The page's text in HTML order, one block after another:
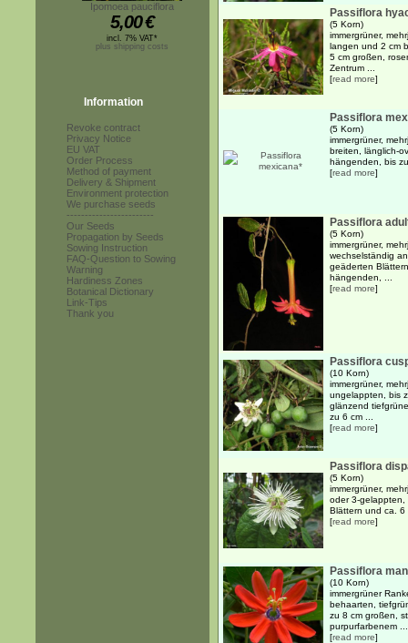
Ipomoea pauciflora
5,00€
incl. 7% VAT*
plus shipping costs
Information
Revoke contract
Privacy Notice
EU VAT
Order Process
Method of payment
Delivery & Shipment
Environment protection
We purchase seeds
------------------------
Our Seeds
Propagation by Seeds
Sowing Instruction
FAQ-Question to Sowing
Warning
Hardiness Zones
Botanical Dictionary
Link-Tips
Thank you
Passiflora
(5 Korn)
immergrüner,
langen und 2 cm
5 cm großen,
Zentrum ...
[read more]
Passiflora
(5 Korn)
immergrüner,
breiten, länglich-
hängenden, bis
[read more]
Passiflora
(5 Korn)
immergrüner,
wechselständig
geäderten
hängenden, ...
[read more]
Passiflora
(10 Korn)
immergrüner,
ungelappten, bis
glänzend
zu 6 cm ...
[read more]
Passiflora
(5 Korn)
immergrüner,
oder 3-gelappten,
Blättern und ca. 6
[read more]
Passiflora
(10 Korn)
immergrüner
behaarten,
zu 8 cm großen,
purpurfarbenem ...
[read more]